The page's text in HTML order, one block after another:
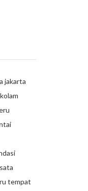
jakarta
kolam
tempat